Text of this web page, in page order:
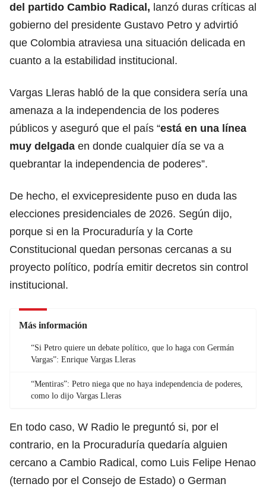
del partido Cambio Radical, lanzó duras críticas al
gobierno del presidente Gustavo Petro y advirtió
que Colombia atraviesa una situación delicada en
cuanto a la estabilidad institucional.
Vargas Lleras habló de la que considera sería una
amenaza a la independencia de los poderes
públicos y aseguró que el país “está en una línea
muy delgada en donde cualquier día se va a
quebrantar la independencia de poderes”.
De hecho, el exvicepresidente puso en duda las
elecciones presidenciales de 2026. Según dijo,
porque si en la Procuraduría y la Corte
Constitucional quedan personas cercanas a su
proyecto político, podría emitir decretos sin control
institucional.
Más información
“Si Petro quiere un debate político, que lo haga con Germán
Vargas”: Enrique Vargas Lleras
“Mentiras”: Petro niega que no haya independencia de poderes,
como lo dijo Vargas Lleras
En todo caso, W Radio le preguntó si, por el
contrario, en la Procuraduría quedaría alguien
cercano a Cambio Radical, como Luis Felipe Henao
(ternado por el Consejo de Estado) o German